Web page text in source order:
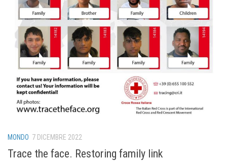
MONDO 7 DICEMBRE 2022
Trace the face. Restoring family link